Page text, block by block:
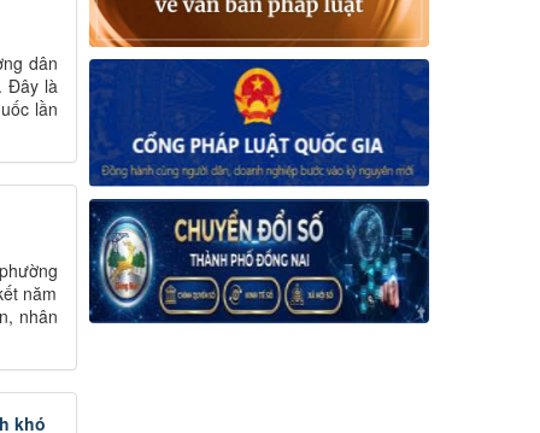
dân
Đây là
lần
năm
nhân
khó